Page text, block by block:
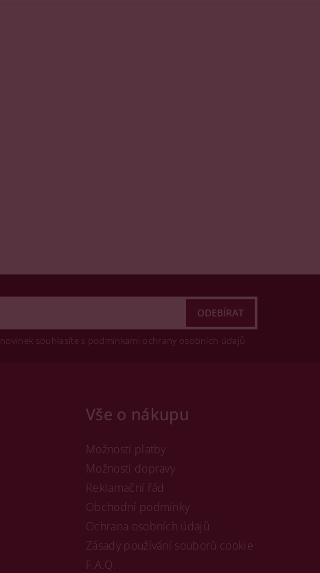
souhlasíte s podmínkami ochrany osobních údajů
Vše o nákupu
Možnosti platby
Možnosti dopravy
Reklamační řád
Obchodní podmínky
Ochrana osobních údajů
Zásady používání souborů cookie
F.A.Q.